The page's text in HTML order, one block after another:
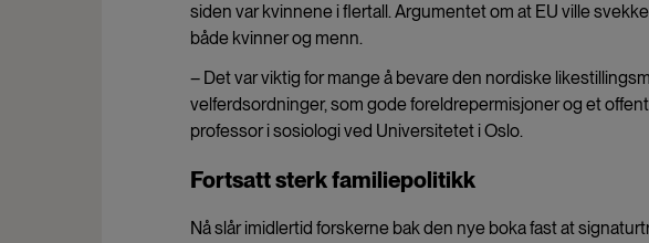
siden var kvinnene i flertall. Argumentet om at EU ville
både kvinner og menn.
– Det var viktig for mange å bevare den nordiske
velferdsordninger, som gode foreldrepermisjoner og et
professor i sosiologi ved Universitetet i Oslo.
Fortsatt sterk familiepolitikk
Nå slår imidlertid forskerne bak den nye boka fast at